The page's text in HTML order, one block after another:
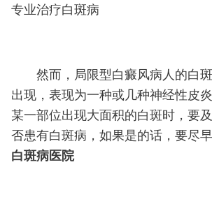
专业治疗白斑病
然而，局限型白癜风病人的白斑
出现，表现为一种或几种神经性皮
某一部位出现大面积的白斑时，要
否患有白斑病，如果是的话，要尽早
白斑病医院